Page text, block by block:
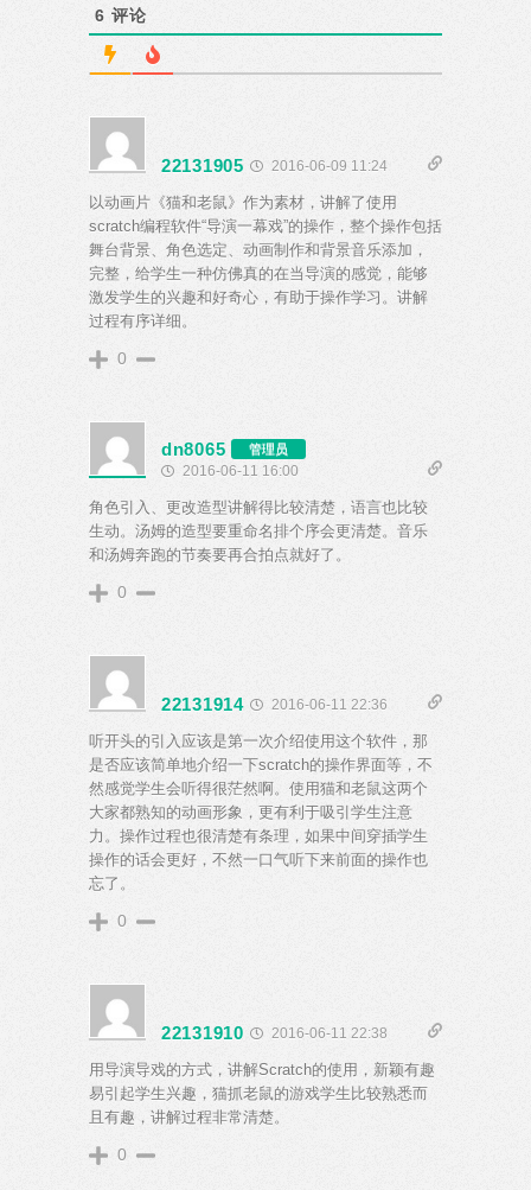
6 评论
22131905 2016-06-09 11:24
以动画片《猫和老鼠》作为素材，讲解了使用
scratch编程软件“导演一幕戏”的操作，整个操作包括
舞台背景、角色选定、动画制作和背景音乐添加，
完整，给学生一种仿佛真的在当导演的感觉，能够
激发学生的兴趣和好奇心，有助于操作学习。讲解
过程有序详细。
0
dn8065 管理员
2016-06-11 16:00
角色引入、更改造型讲解得比较清楚，语言也比较
生动。汤姆的造型要重命名排个序会更清楚。音乐
和汤姆奔跑的节奏要再合拍点就好了。
0
22131914 2016-06-11 22:36
听开头的引入应该是第一次介绍使用这个软件，那
是否应该简单地介绍一下scratch的操作界面等，不
然感觉学生会听得很茫然啊。使用猫和老鼠这两个
大家都熟知的动画形象，更有利于吸引学生注意
力。操作过程也很清楚有条理，如果中间穿插学生
操作的话会更好，不然一口气听下来前面的操作也
忘了。
0
22131910 2016-06-11 22:38
用导演导戏的方式，讲解Scratch的使用，新颖有趣
易引起学生兴趣，猫抓老鼠的游戏学生比较熟悉而
且有趣，讲解过程非常清楚。
0